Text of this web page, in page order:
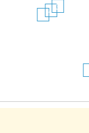
3
4
8